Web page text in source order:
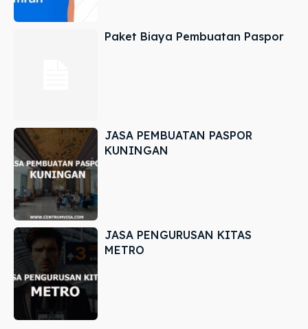
Paket Biaya Pembuatan Paspor
JASA PEMBUATAN PASPOR
KUNINGAN
JASA PENGURUSAN KITAS
METRO